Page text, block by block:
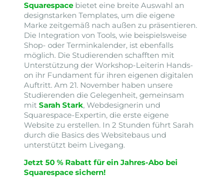
Squarespace bietet eine breite Auswahl an
designstarken Templates, um die eigene
Marke zeitgemäß nach außen zu präsentieren.
Die Integration von Tools, wie beispielsweise
Shop- oder Terminkalender, ist ebenfalls
möglich. Die Studierenden schafften mit
Unterstützung der Workshop-Leiterin Hands-
on ihr Fundament für ihren eigenen digitalen
Auftritt. Am 21. November haben unsere
Studierenden die Gelegenheit, gemeinsam
mit Sarah Stark, Webdesignerin und
Squarespace-Expertin, die erste eigene
Website zu erstellen. In 2 Stunden führt Sarah
durch die Basics des Websitebaus und
unterstützt beim Livegang.
Jetzt 50 % Rabatt für ein Jahres-Abo bei
Squarespace sichern!